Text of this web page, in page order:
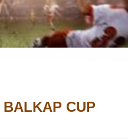
CUP